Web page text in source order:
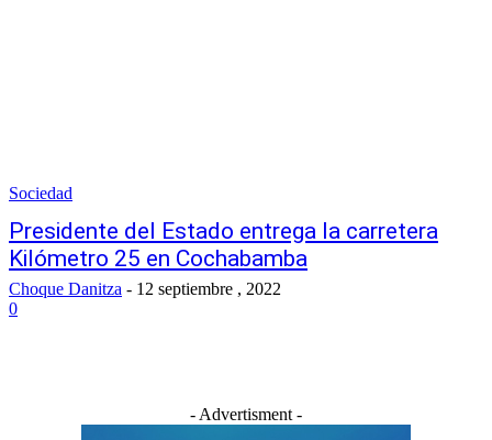
Sociedad
Presidente del Estado entrega la carretera
Kilómetro 25 en Cochabamba
Choque Danitza - 12 septiembre , 2022
0
- Advertisment -